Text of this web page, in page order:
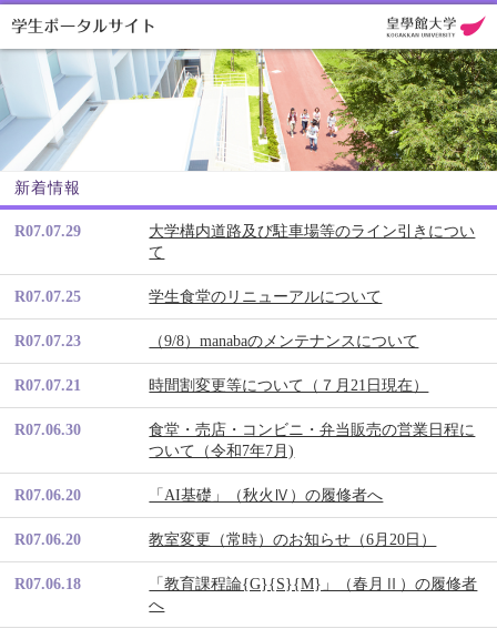
新着情報
R07.07.29
大学構内道路及び駐車場等のライン引きについ
て
R07.07.25 学生食堂のリニューアルについて
R07.07.23 （9/8）manabaのメンテナンスについて
R07.07.21 時間割変更等について（７月21日現在）
R07.06.30
食堂・売店・コンビニ・弁当販売の営業日程に
ついて（令和7年7月)
R07.06.20 「AI基礎」（秋火Ⅳ）の履修者へ
R07.06.20 教室変更（常時）のお知らせ（6月20日）
R07.06.18
「教育課程論{G}{S}{M}」（春月Ⅱ）の履修者
へ